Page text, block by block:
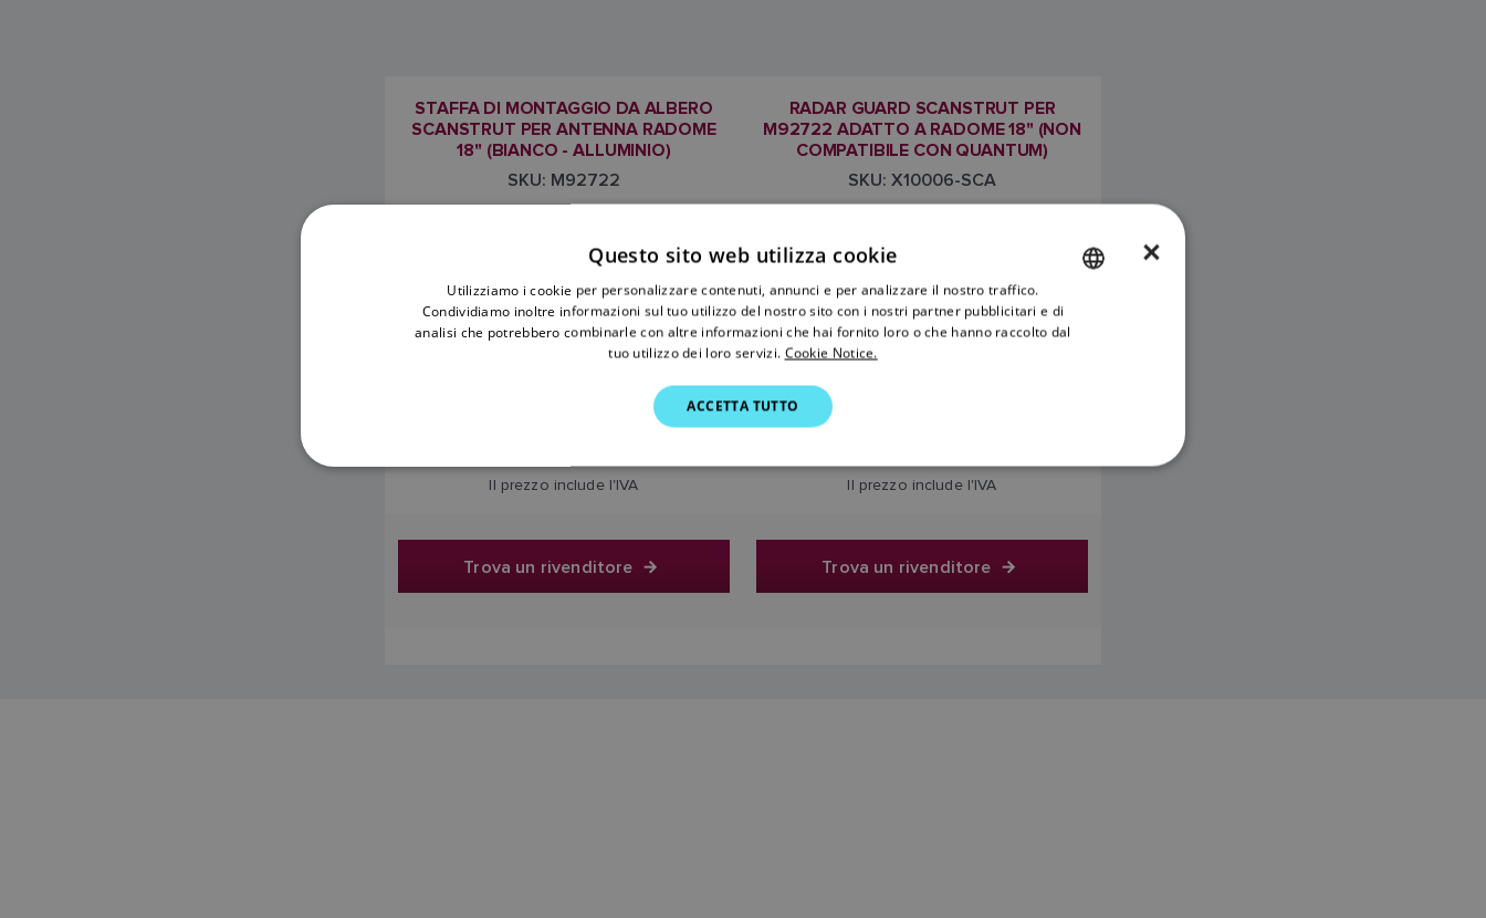
STAFFA DI MONTAGGIO DA ALBERO
SCANSTRUT PER ANTENNA RADOME
18" (BIANCO - ALLUMINIO)
SKU: M92722
Il prezzo include l'IVA
Trova un rivenditore
RADAR GUARD SCANSTRUT PER
M92722 ADATTO A RADOME 18" (NON
COMPATIBILE CON QUANTUM)
SKU: X10006-SCA
Il prezzo include l'IVA
Trova un rivenditore
NORWEGIAN
×
Questo sito web utilizza cookie
Utilizziamo i cookie per personalizzare contenuti, annunci e per analizzare il nostro traffico.
Condividiamo inoltre informazioni sul tuo utilizzo del nostro sito con i nostri partner pubblicitari e di
analisi che potrebbero combinarle con altre informazioni che hai fornito loro o che hanno raccolto dal
tuo utilizzo dei loro servizi. Cookie Notice.
ACCETTA TUTTO